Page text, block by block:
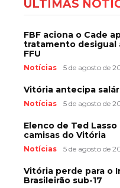
ÚLTIMAS
FBF aciona o Cade
tratamento desigual
FFU
Notícias 5 de agosto de
Vitória antecipa
Notícias 5 de agosto de
Elenco de Ted
camisas do Vitória
Notícias 5 de agosto de
Vitória perde para o
Brasileirão sub-17